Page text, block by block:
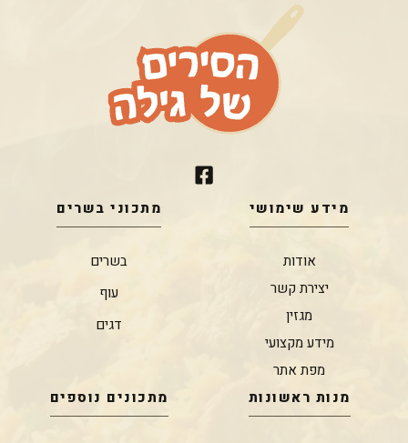
מידע שימושי
אודות
יצירת קשר
מגזין
מידע מקצועי
מפת אתר
מתכוני בשרים
בשרים
עוף
דגים
מנות ראשונות מתכונים נוספים